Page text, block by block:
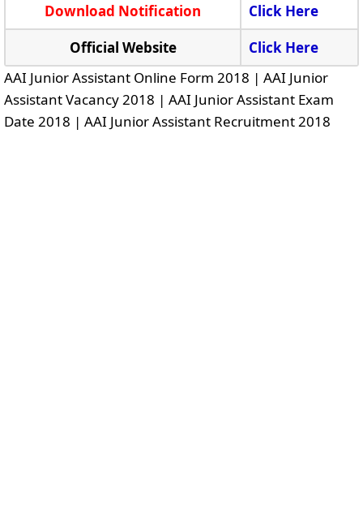
Download Notification
Click Here
Official Website
Click Here
AAI Junior Assistant Online Form 2018 | AAI Junior
Assistant Vacancy 2018 | AAI Junior Assistant Exam
Date 2018 | AAI Junior Assistant Recruitment 2018